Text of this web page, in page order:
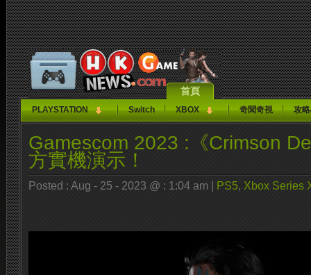
首頁
PLAYSTATION Switch XBOX 奇聞奇視 攻
Gamescom 2023 :《Crimson
方實機演示！
Posted : Aug - 25 - 2023 @ : 1:04 am | PS5, Xbox Series